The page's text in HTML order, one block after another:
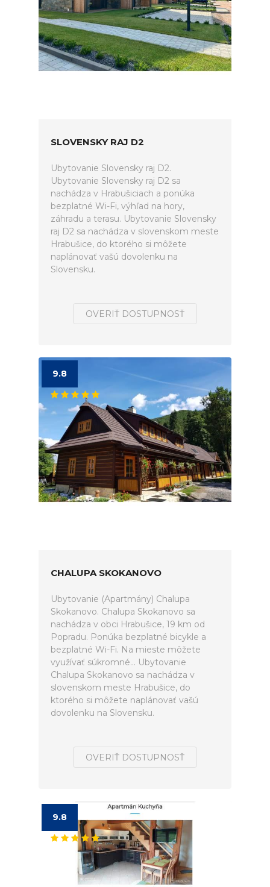
SLOVENSKY RAJ D2
Ubytovanie Slovensky raj D2.
Ubytovanie Slovensky raj D2 sa
nachádza v Hrabušiciach a ponúka
bezplatné Wi-Fi, výhľad na hory,
záhradu a terasu. Ubytovanie Slovensky
raj D2 sa nachádza v slovenskom meste
Hrabušice, do ktorého si môžete
naplánovať vašú dovolenku na
Slovensku.
OVERIŤ DOSTUPNOSŤ
9.8
CHALUPA SKOKANOVO
Ubytovanie (Apartmány) Chalupa
Skokanovo. Chalupa Skokanovo sa
nachádza v obci Hrabušice, 19 km od
Popradu. Ponúka bezplatné bicykle a
bezplatné Wi-Fi. Na mieste môžete
využívať súkromné... Ubytovanie
Chalupa Skokanovo sa nachádza v
slovenskom meste Hrabušice, do
ktorého si môžete naplánovať vašú
dovolenku na Slovensku.
OVERIŤ DOSTUPNOSŤ
9.8